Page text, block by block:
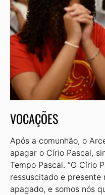
VOCAÇÕES
Após a comunhão, o
apagar o Círio Pascal,
Tempo Pascal. “O Círio
ressuscitado e presente
apagado, e somos nós